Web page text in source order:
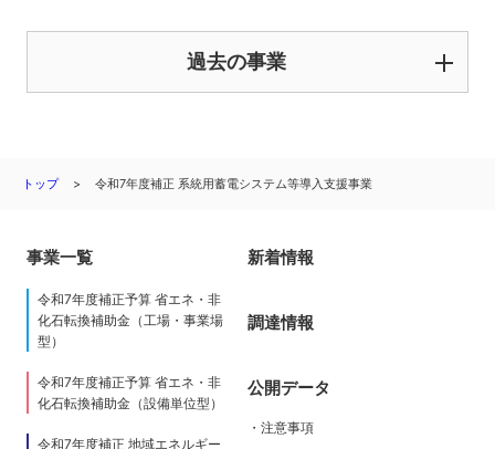
過去の事業
トップ 令和7年度補正 系統用蓄電システム等導入支援事業
事業一覧
令和7年度補正予算 省エネ・非
化石転換補助金（工場・事業場
型）
令和7年度補正予算 省エネ・非
化石転換補助金（設備単位型）
令和7年度補正 地域エネルギー
新着情報
調達情報
公開データ
・注意事項